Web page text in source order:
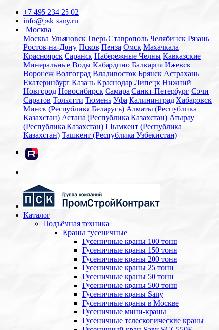
+7 495 234 25 02
info@psk-sany.ru
Москва
Москва Ульяновск Тверь Ставрополь Челябинск Рязань
Ростов-на-Дону Псков Пенза Омск Махачкала
Красноярск Саранск Набережные Челны Кавказские
Минеральные Воды Кабардино-Балкария Ижевск
Воронеж Волгоград Владивосток Брянск Астрахань
Екатеринбург Казань Краснодар Липецк Нижний
Новгород Новосибирск Самара Санкт-Петербург Сочи
Саратов Тольятти Тюмень Уфа Калининград Хабаровск
Минск (Республика Беларусь) Алматы (Республика
Казахстан) Астана (Республика Казахстан) Атырау
(Республика Казахстан) Шымкент (Республика
Казахстан) Ташкент (Республика Узбекистан)
Каталог
Подъёмная техника
Краны гусеничные
Гусеничные краны 100 тонн
Гусеничные краны 150 тонн
Гусеничные краны 200 тонн
Гусеничные краны 25 тонн
Гусеничные краны 50 тонн
Гусеничные краны 500 тонн
Гусеничные краны Sany
Гусеничные краны в Москве
Гусеничные мини-краны
Гусеничные телескопические краны